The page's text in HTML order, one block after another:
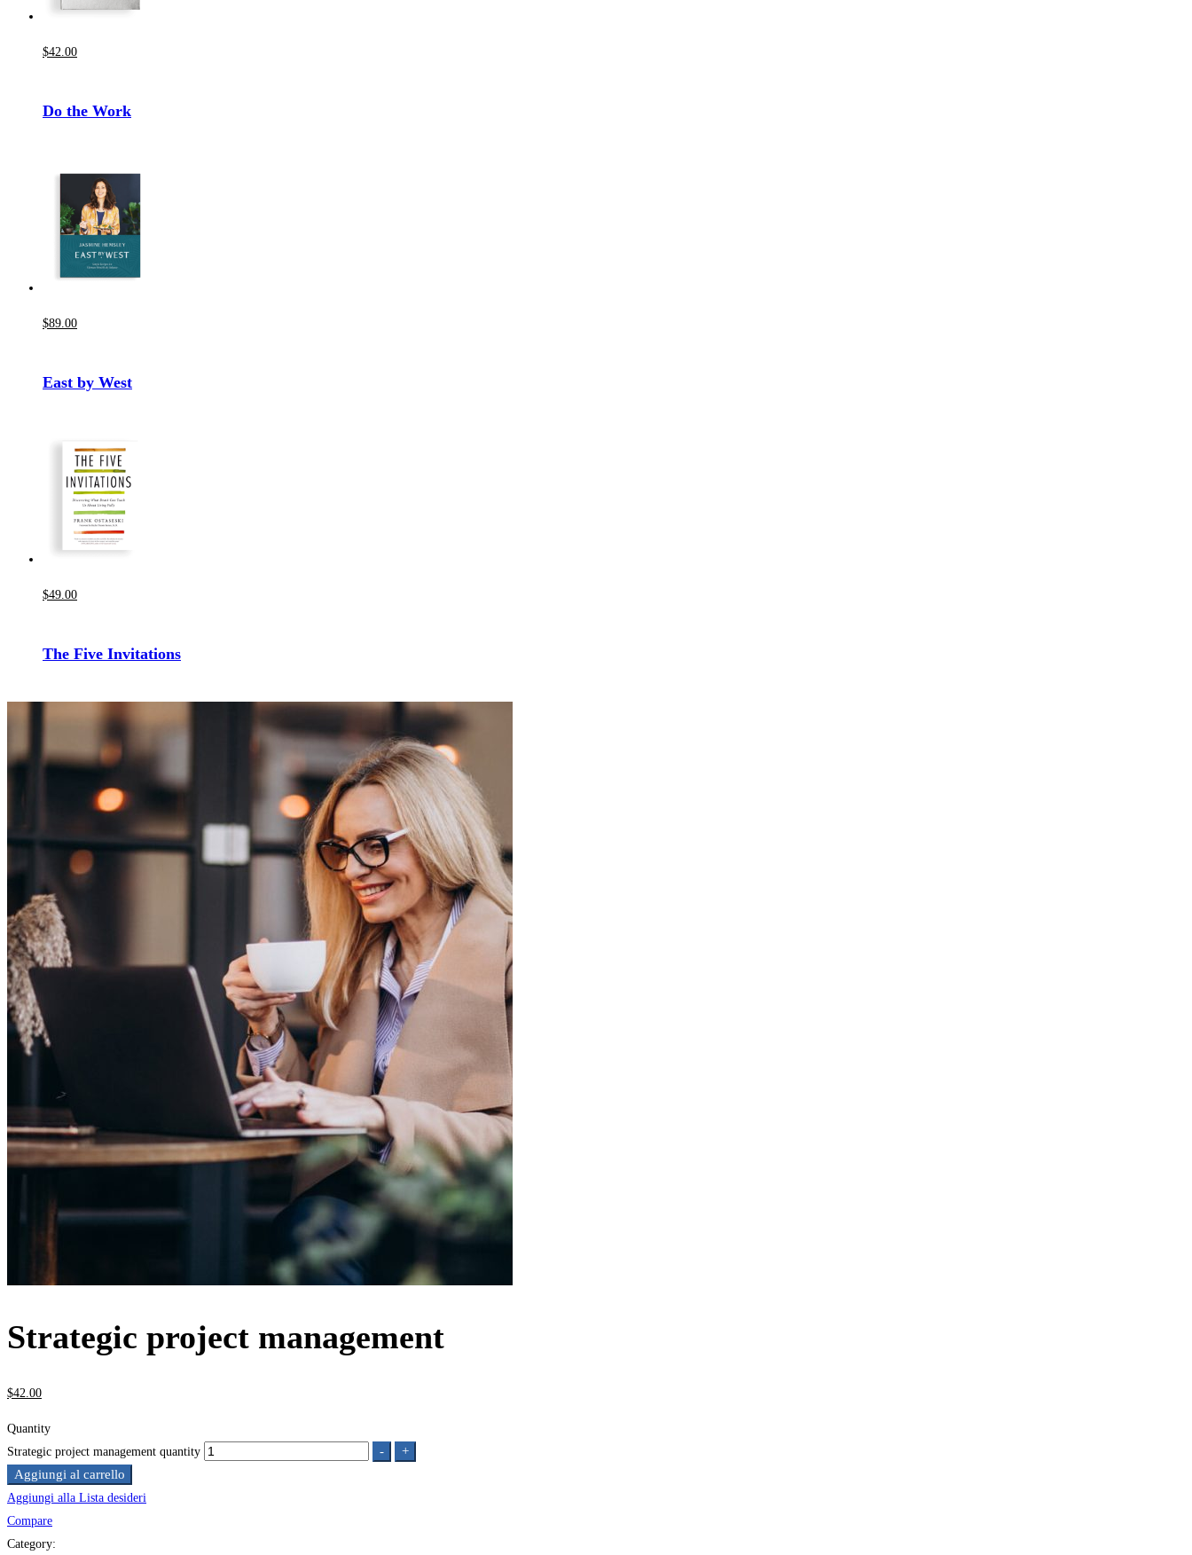
$42.00
Do the Work
$89 .00
East by West
$49 .00
The Five Invitations
Strategic project management
$42 .00
Quantity
Strategic project management quantity
-
+
Aggiungi al carrello
Aggiungi alla Lista desideri
Compare
Category: